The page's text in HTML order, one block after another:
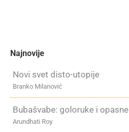
Najnovije
Novi svet disto-utopije
Branko Milanović
Bubašvabe: goloruke i opasne
Arundhati Roy